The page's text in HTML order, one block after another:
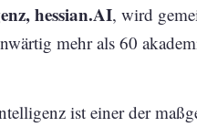
hessian.AI, wird
mehr als 60
ist einer der